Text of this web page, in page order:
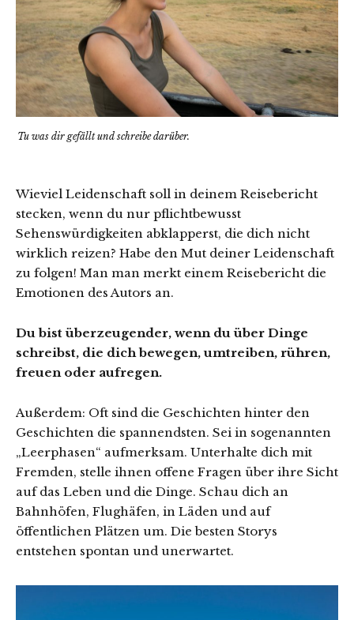
Tu was dir gefällt und schreibe darüber.
Wieviel Leidenschaft soll in deinem Reisebericht
stecken, wenn du nur pflichtbewusst
Sehenswürdigkeiten abklapperst, die dich nicht
wirklich reizen? Habe den Mut deiner Leidenschaft
zu folgen! Man man merkt einem Reisebericht die
Emotionen des Autors an.
Du bist überzeugender, wenn du über Dinge
schreibst, die dich bewegen, umtreiben, rühren,
freuen oder aufregen.
Außerdem: Oft sind die Geschichten hinter den
Geschichten die spannendsten. Sei in sogenannten
„Leerphasen“ aufmerksam. Unterhalte dich mit
Fremden, stelle ihnen offene Fragen über ihre Sicht
auf das Leben und die Dinge. Schau dich an
Bahnhöfen, Flughäfen, in Läden und auf
öffentlichen Plätzen um. Die besten Storys
entstehen spontan und unerwartet.